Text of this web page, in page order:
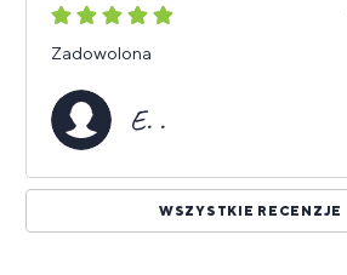
WSZYSTKIE RECENZJE
5
Zadowolona
E. .